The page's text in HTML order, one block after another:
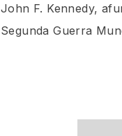
John F. Kennedy,
Segunda Guerra